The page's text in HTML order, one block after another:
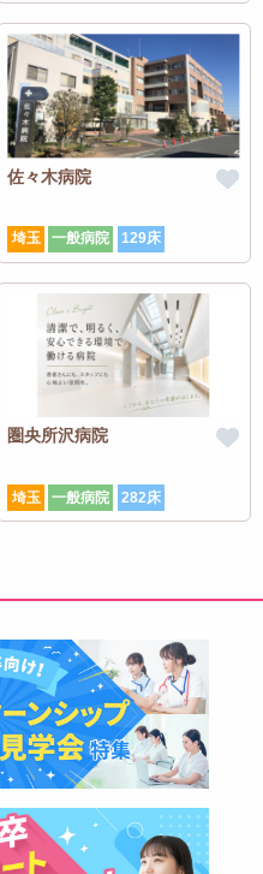
佐々木病院
埼玉 一般病院 129床
圏央所沢病院
埼玉 一般病院 282床